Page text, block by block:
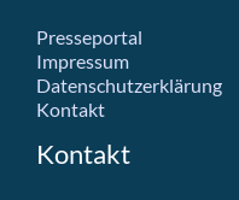
Presseportal
Impressum
Datenschutzerklärung
Kontakt
Kontakt